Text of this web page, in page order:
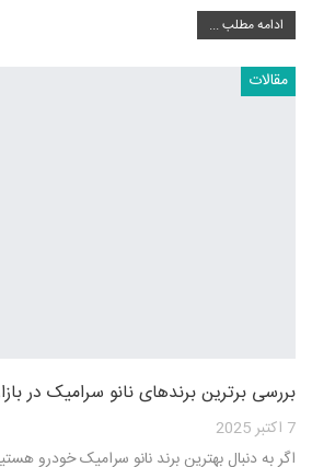
ادامه مطلب ...
مقالات
بررسی برترین برندهای نانو سرامیک در
7 اکتبر 2025
اگر به دنبال بهترین برند نانو سرامیک خودرو